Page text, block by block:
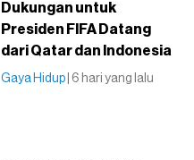
Dukungan untuk
Presiden FIFA Datang
dari Qatar dan Indonesia
Gaya Hidup | 6 hari yang lalu